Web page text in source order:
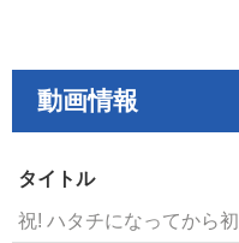
動画情報
タイトル
祝! ハタチになってから